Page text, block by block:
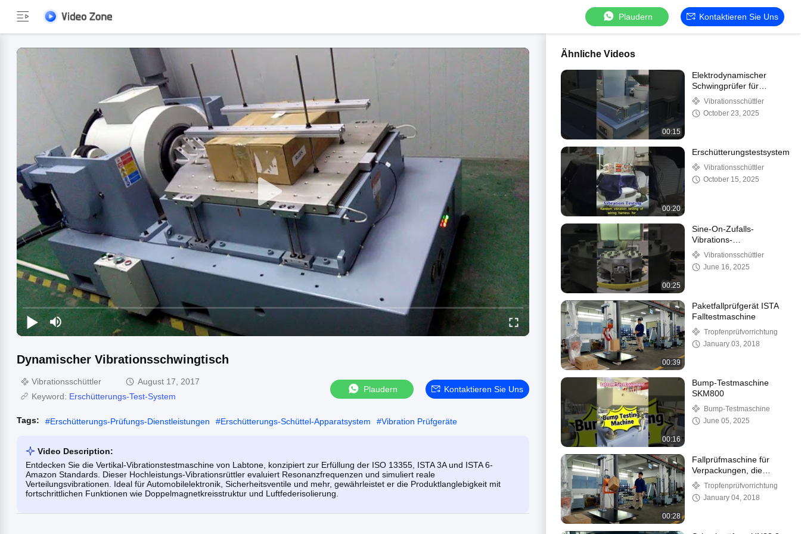
Plaudern Kontaktieren Sie Uns
Dynamischer Vibrationsschwingtisch
Vibrationsschüttler
August 17, 2017
Keyword: Erschütterungs-Test-System
Plaudern Kontaktieren Sie Uns
Tags: #Erschütterungs-Prüfungs-Dienstleistungen #Erschütterungs-Schüttel-Apparatsystem #Vibration Prüfgeräte
Video Description:
Entdecken Sie die Vertikal-Vibrationstestmaschine von Labtone, konzipiert zur Erfüllung der ISO 13355, ISTA 3A und ISTA 6-
Amazon Standards. Dieser Hochleistungs-Vibrationsrüttler evaluiert Resonanzfrequenzen und simuliert reale
Verteilungsvibrationen. Ideal für Automobilelektronik, Sicherheitsventile und mehr, gewährleistet er die Produktlanglebigkeit mit
fortschrittlichen Funktionen wie Doppelmagnetkreisstruktur und Luftfederisolierung.
Ähnliche Videos
00:15
Elektrodynamischer
Schwingprüfer für
Flugzeugteilprüfungen.
Erfüllt MIL-STD-810G
Vibrationsschüttler
October 23, 2025
00:20
Erschütterungstestsystem
Vibrationsschüttler
October 15, 2025
00:25
Sine-On-Zufalls-
Vibrations-
Prüfmaschine für
Batterie-Labortests
Vibrationsschüttler
June 16, 2025
00:39
Paketfallprüfgerät ISTA
Falltestmaschine
Tropfenprüfvorrichtung
January 03, 2018
00:16
Bump-Testmaschine
SKM800
Bump-Testmaschine
June 05, 2025
00:28
Fallprüfmaschine für
Verpackungen, die
ISTA- und ASTM-
Teststandards erfüllt
Tropfenprüfvorrichtung
January 04, 2018